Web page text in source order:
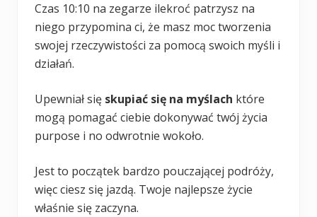
Czas 10:10 na zegarze ilekroć patrzysz na
niego przypomina ci, że masz moc tworzenia
swojej rzeczywistości za pomocą swoich myśli i
działań.
Upewniał się skupiać się na myślach które
mogą pomagać ciebie dokonywać twój życia
purpose i no odwrotnie wokoło.
Jest to początek bardzo pouczającej podróży,
więc ciesz się jazdą. Twoje najlepsze życie
właśnie się zaczyna.